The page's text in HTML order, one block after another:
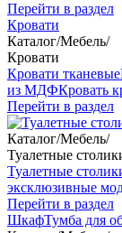
Перейти в раздел
Кровати
Каталог/Мебель/
Кровати
Кровати тканевые
из МДФКровать
Перейти в раздел
Каталог/Мебель/
Туалетные
Туалетные
эксклюзивные
Перейти в раздел
ШкафТумба для